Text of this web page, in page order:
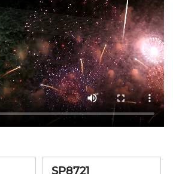
Rayspark Brillo
Blanco
500-1500
Rayspark Brillo
Oro
500-1500
Rayspark Brillo
500-1500
Violeta
500-1500
SP8721